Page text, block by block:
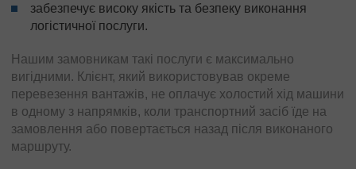
забезпечує високу якість та безпеку виконання
логістичної послуги.
Нашим замовникам такі послуги є максимально
вигідними. Клієнт, який використовував окреме
перевезення вантажів, не оплачує холостий хід машини
в одному з напрямків, коли транспортний засіб їде на
замовлення або повертається назад після виконаного
маршруту.